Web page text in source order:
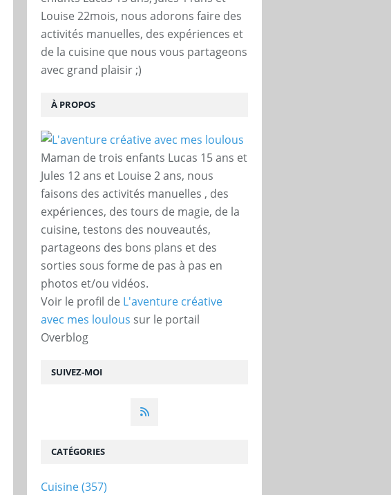
SUIVEZ-MOI
Louise 22mois, nous adorons faire des
activités manuelles, des expériences et
de la cuisine que nous vous partageons
avec grand plaisir ;)
À PROPOS
Maman de trois enfants Lucas 15 ans et
Jules 12 ans et Louise 2 ans, nous
faisons des activités manuelles , des
expériences, des tours de magie, de la
cuisine, testons des nouveautés,
partageons des bons plans et des
sorties sous forme de pas à pas en
photos et/ou vidéos.
Voir le profil de L'aventure créative
avec mes loulous sur le portail
Overblog
CATÉGORIES
Cuisine(357)